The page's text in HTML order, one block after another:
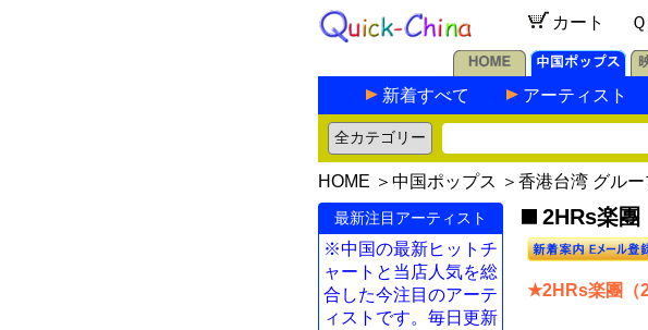
カート
新着すべて アーティスト
HOME ＞ 中国ポップス ＞ 香港台湾 グルー
最新注目アーティスト
※中国の最新ヒットチ
ャートと当店人気を総
合した今注目のアーテ
ィストです。毎日更新
2HRs楽團
★2HRs楽團（